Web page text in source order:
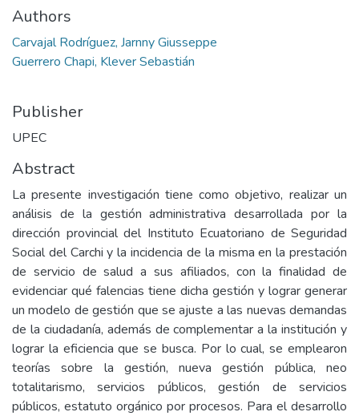
Authors
Carvajal Rodríguez, Jarnny Giusseppe
Guerrero Chapi, Klever Sebastián
Publisher
UPEC
Abstract
La presente investigación tiene como objetivo, realizar un
análisis de la gestión administrativa desarrollada por la
dirección provincial del Instituto Ecuatoriano de Seguridad
Social del Carchi y la incidencia de la misma en la prestación
de servicio de salud a sus afiliados, con la finalidad de
evidenciar qué falencias tiene dicha gestión y lograr generar
un modelo de gestión que se ajuste a las nuevas demandas
de la ciudadanía, además de complementar a la institución y
lograr la eficiencia que se busca. Por lo cual, se emplearon
teorías sobre la gestión, nueva gestión pública, neo
totalitarismo, servicios públicos, gestión de servicios
públicos, estatuto orgánico por procesos. Para el desarrollo